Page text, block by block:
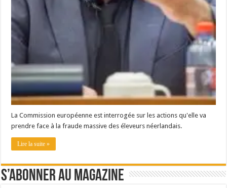
La Commission européenne est interrogée sur les actions qu'elle va
prendre face à la fraude massive des éleveurs néerlandais.
Lire la suite »
S’abonner au magazine